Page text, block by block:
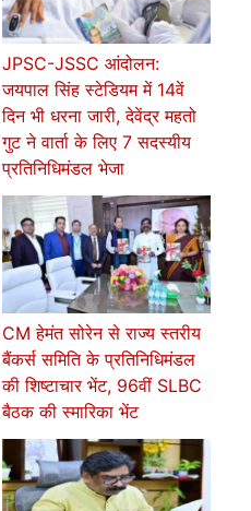
JPSC-JSSC आंदोलन:
जयपाल सिंह स्टेडियम में 14वें
दिन भी धरना जारी, देवेंद्र महतो
गुट ने वार्ता के लिए 7 सदस्यीय
प्रतिनिधिमंडल भेजा
CM हेमंत सोरेन से राज्य स्तरीय
बैंकर्स समिति के प्रतिनिधिमंडल
की शिष्टाचार भेंट, 96वीं SLBC
बैठक की स्मारिका भेंट